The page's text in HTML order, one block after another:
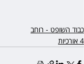
כבוד השופט - רוחב
4 אורכיות